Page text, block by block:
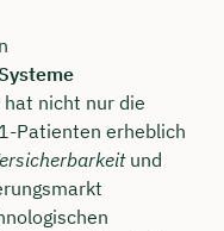
nicht nur die
Patienten erheblich
und